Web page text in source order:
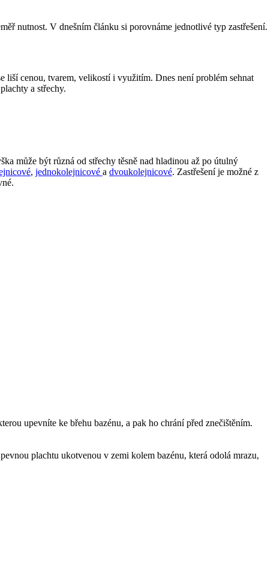
nutnost. V dnešním článku si porovnáme jednotlivé typ zastřešení.
liší cenou, tvarem, velikostí i využitím. Dnes není problém sehnat
a střechy.
může být různá od střechy těsně nad hladinou až po útulný
, jednokolejnicové a dvoukolejnicové. Zastřešení je možné z
upevníte ke břehu bazénu, a pak ho chrání před znečištěním.
plachtu ukotvenou v zemi kolem bazénu, která odolá mrazu,